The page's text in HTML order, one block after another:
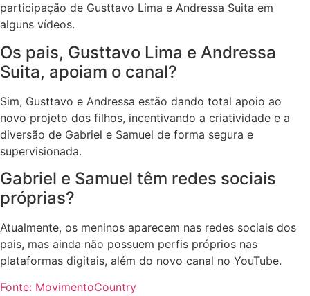
participação de Gusttavo Lima e Andressa Suita em
alguns vídeos.
Os pais, Gusttavo Lima e Andressa
Suita, apoiam o canal?
Sim, Gusttavo e Andressa estão dando total apoio ao
novo projeto dos filhos, incentivando a criatividade e a
diversão de Gabriel e Samuel de forma segura e
supervisionada.
Gabriel e Samuel têm redes sociais
próprias?
Atualmente, os meninos aparecem nas redes sociais dos
pais, mas ainda não possuem perfis próprios nas
plataformas digitais, além do novo canal no YouTube.
Fonte: MovimentoCountry